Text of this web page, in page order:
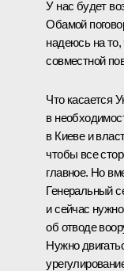
У нас будет
Обамой
надеюсь на
совместной
Что касается
в
в Киеве и
чтобы все
главное. Но
Генеральный
и сейчас
об отводе
Нужно